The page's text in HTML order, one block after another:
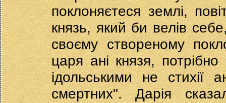
поклоняєтеся землі,
князь, який би велів
своєму створеному
царя ані князя,
ідольськими не стихії
смертних". Дарія